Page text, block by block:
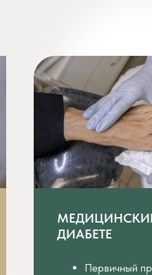
ДИАБЕТЕ
Первичный